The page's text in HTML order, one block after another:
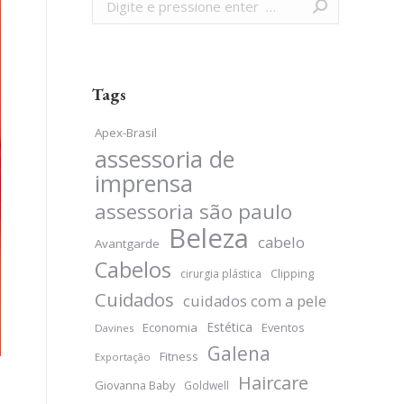
Tags
Apex-Brasil
assessoria de
imprensa
assessoria são paulo
Avantgarde Beleza cabelo
Cabelos cirurgia plástica Clipping
Cuidados cuidados com a pele
Davines Economia Estética Eventos
Exportação Fitness Galena
Giovanna Baby Goldwell Haircare